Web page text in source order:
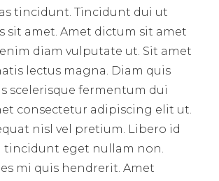
tincidunt. Tincidunt dui ut
sit amet. Amet dictum sit amet
diam vulputate ut. Sit amet
lectus magna. Diam quis
scelerisque fermentum dui
consectetur adipiscing elit ut.
nisl vel pretium. Libero id
tincidunt eget nullam non.
mi quis hendrerit. Amet